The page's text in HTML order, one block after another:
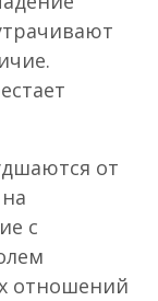
от
с
отношений